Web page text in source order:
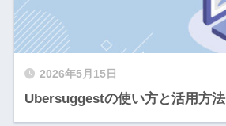
2026年5月15日
Ubersuggestの使い方と活用方法